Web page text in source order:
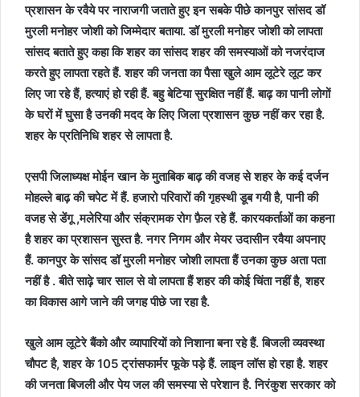
प्रशासन के रवैये पर नाराजगी जताते हुए इन सबके पीछे कानपुर सांसद डॉ
मुरली मनोहर जोशी को जिम्मेदार बताया. डॉ मुरली मनोहर जोशी को लापता
सांसद बताते हुए कहा कि शहर का सांसद शहर की समस्याओं को नजरंदाज
करते हुए लापता रहते हैं. शहर की जनता का पैसा खुले आम लूटेरे लूट कर
लिए जा रहे हैं, हत्याएं हो रही हैं. बहु बेटिया सुरक्षित नहीं हैं. बाढ़ का पानी लोगों
के घरों में घुसा है उनकी मदद के लिए जिला प्रशासन कुछ नहीं कर रहा है.
शहर के प्रतिनिधि शहर से लापता है.
एसपी जिलाध्यक्ष मोईन खान के मुताबिक बाढ़ की वजह से शहर के कई दर्जन
मोहल्ले बाढ़ की चपेट में हैं. हजारो परिवारों की गृहस्थी डूब गयी है, पानी की
वजह से डेंगू ,मलेरिया और संक्रामक रोग फ़ैल रहे हैं. कारयकर्ताओं का कहना
है शहर का प्रशासन सुस्त है. नगर निगम और मेयर उदासीन रवैया अपनाए
हैं. कानपुर के सांसद डॉ मुरली मनोहर जोशी लापता हैं उनका कुछ अता पता
नहीं है . बीते साढ़े चार साल से वो लापता हैं शहर की कोई चिंता नहीं है, शहर
का विकास आगे जाने की जगह पीछे जा रहा है.
खुले आम लूटेरे बैंको और व्यापारियों को निशाना बना रहे हैं. बिजली व्यवस्था
चौपट है, शहर के 105 ट्रांसफार्मर फूके पड़े हैं. लाइन लॉस हो रहा है. शहर
की जनता बिजली और पेय जल की समस्या से परेशान है. निरंकुश सरकार को